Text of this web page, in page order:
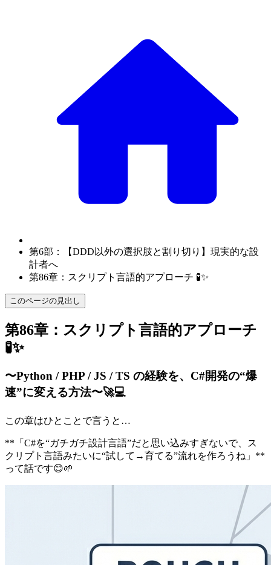
第6部：【DDD以外の選択肢と割り切り】現実的な設
計者へ
第86章：スクリプト言語的アプローチ 🧪✨
このページの見出し
第86章：スクリプト言語的アプローチ
🧪✨
〜Python / PHP / JS / TS の経験を、C#開発の“爆
速”に変える方法〜🚀💻
この章はひとことで言うと…
**「C#を“ガチガチ設計言語”だと思い込みすぎないで、ス
クリプト言語みたいに“試して→育てる”流れを作ろうね」**
って話です😊🌱